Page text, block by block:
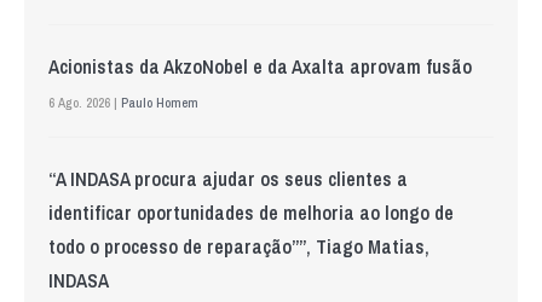
Acionistas da AkzoNobel e da Axalta aprovam fusão
6 Ago. 2026 | Paulo Homem
“A INDASA procura ajudar os seus clientes a
identificar oportunidades de melhoria ao longo de
todo o processo de reparação””, Tiago Matias,
INDASA